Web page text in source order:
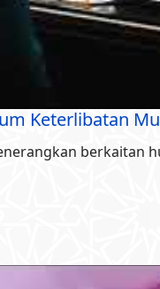
Keterlibatan
berkaitan